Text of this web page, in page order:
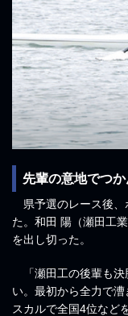
先輩の意地でつ
県予選のレース後、
た。和田 陽（瀬田工
を出し切った。
「瀬田工の後輩も決
い。最初から全力で
スカルで全国4位など